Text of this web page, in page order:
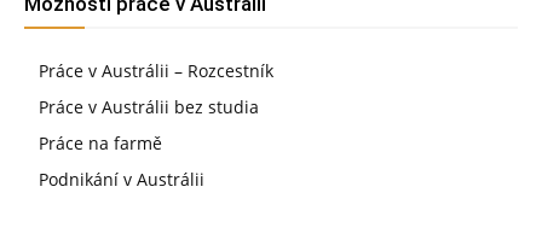
Práce v Austrálii – Rozcestník
Práce v Austrálii bez studia
Práce na farmě
Podnikání v Austrálii